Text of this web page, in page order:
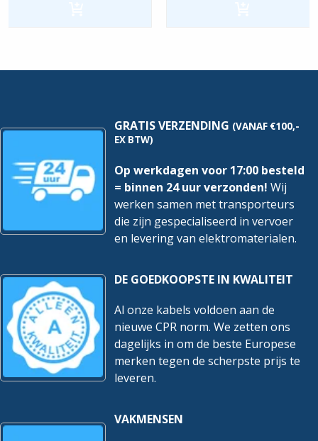
50 50
GRATIS VERZENDING (VANAF €100,-
EX BTW)
Op werkdagen voor 17:00 besteld
= binnen 24 uur verzonden! Wij
werken samen met transporteurs
die zijn gespecialiseerd in vervoer
en levering van elektromaterialen.
DE GOEDKOOPSTE IN KWALITEIT
Al onze kabels voldoen aan de
nieuwe CPR norm. We zetten ons
dagelijks in om de beste Europese
merken tegen de scherpste prijs te
leveren.
VAKMENSEN